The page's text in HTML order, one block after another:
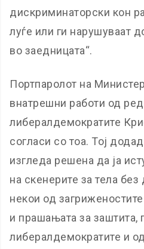
дискриминаторски кон
луѓе или ги нарушуваат
во заедницата“.
Портпаролот на
внатрешни работи од
либералдемократите
согласи со тоа. Тој
изгледа решена да ја
на скенерите за тела
некои од
и прашањата за заштита,
либералдемократите и